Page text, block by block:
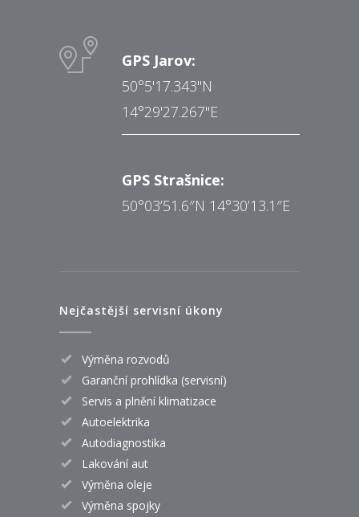
GPS Jarov:
50°5'17.343"N
14°29'27.267"E
GPS Strašnice:
50°03’51.6″N 14°30’13.1″E
Nejčastější servisní úkony
Výměna rozvodů
Garanční prohlídka (servisní)
Servis a plnění klimatizace
Autoelektrika
Autodiagnostika
Lakování aut
Výměna oleje
Výměna spojky